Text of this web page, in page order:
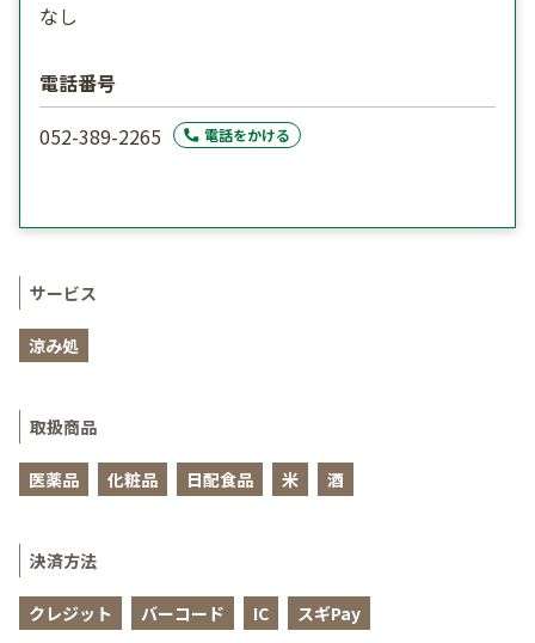
なし
電話番号
052-389-2265
電話をかける
サービス
涼み処
取扱商品
医薬品 化粧品 日配食品 米 酒
決済方法
クレジット バーコード IC スギPay